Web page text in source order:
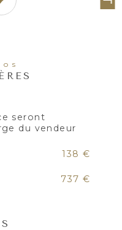
seront
du vendeur
138 €
737 €